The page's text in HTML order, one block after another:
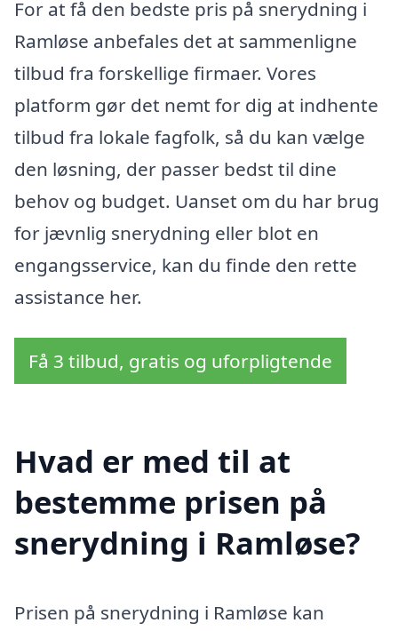
For at få den bedste pris på snerydning i
Ramløse anbefales det at sammenligne
tilbud fra forskellige firmaer. Vores
platform gør det nemt for dig at indhente
tilbud fra lokale fagfolk, så du kan vælge
den løsning, der passer bedst til dine
behov og budget. Uanset om du har brug
for jævnlig snerydning eller blot en
engangsservice, kan du finde den rette
assistance her.
Få 3 tilbud, gratis og uforpligtende
Hvad er med til at
bestemme prisen på
snerydning i Ramløse?
Prisen på snerydning i Ramløse kan